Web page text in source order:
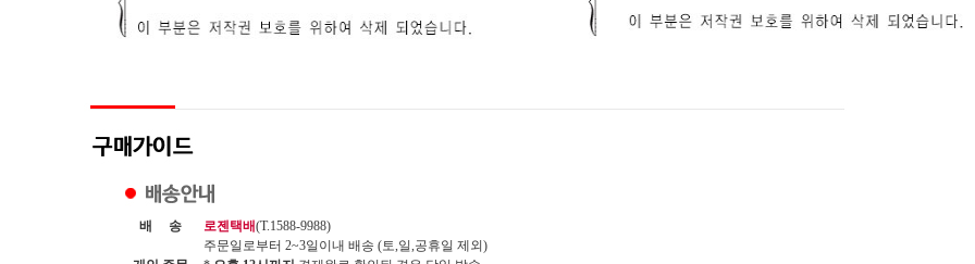
배 송 로젠택배(T.1588-9988)
주문일로부터 2~3일이내 배송 (토,일,공휴일 제외)